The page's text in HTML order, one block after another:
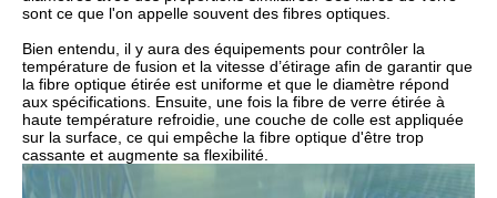
sont ce que l'on appelle souvent des fibres optiques.
Bien entendu, il y aura des équipements pour contrôler la
température de fusion et la vitesse d’étirage afin de garantir que
la fibre optique étirée est uniforme et que le diamètre répond
aux spécifications. Ensuite, une fois la fibre de verre étirée à
haute température refroidie, une couche de colle est appliquée
sur la surface, ce qui empêche la fibre optique d'être trop
cassante et augmente sa flexibilité.